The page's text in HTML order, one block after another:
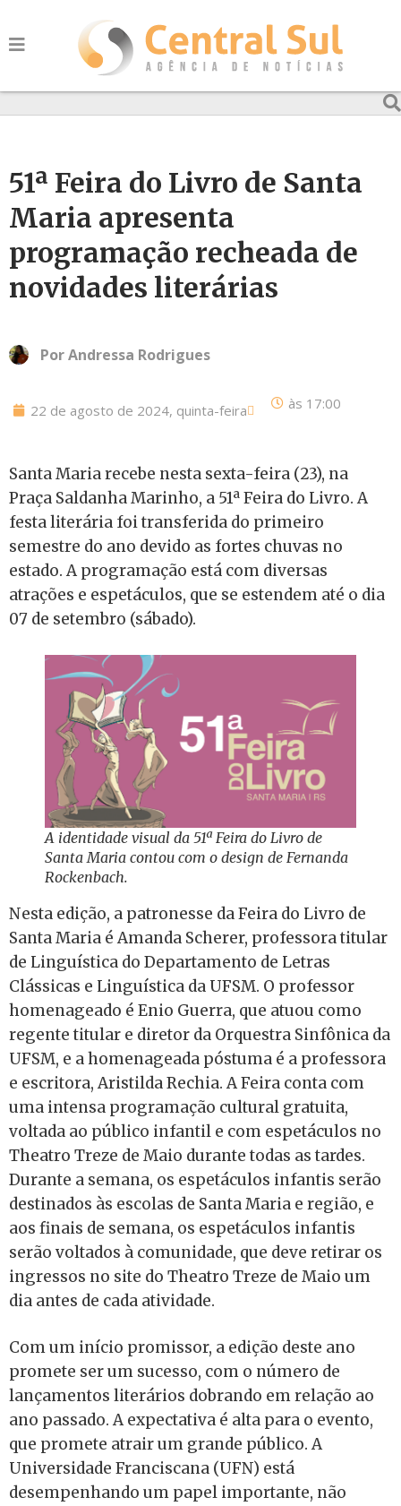
51ª Feira do Livro de Santa
Maria apresenta
programação recheada de
novidades literárias
PorAndressa Rodrigues
22 de agosto de 2024, quinta-feira às 17:00
Santa Maria recebe nesta sexta-feira (23), na
Praça Saldanha Marinho, a 51ª Feira do Livro. A
festa literária foi transferida do primeiro
semestre do ano devido as fortes chuvas no
estado. A programação está com diversas
atrações e espetáculos, que se estendem até o dia
07 de setembro (sábado).
A identidade visual da 51ª Feira do Livro de
Santa Maria contou com o design de Fernanda
Rockenbach.
Nesta edição, a patronesse da Feira do Livro de
Santa Maria é Amanda Scherer, professora titular
de Linguística do Departamento de Letras
Clássicas e Linguística da UFSM. O professor
homenageado é Enio Guerra, que atuou como
regente titular e diretor da Orquestra Sinfônica da
UFSM, e a homenageada póstuma é a professora
e escritora, Aristilda Rechia. A Feira conta com
uma intensa programação cultural gratuita,
voltada ao público infantil e com espetáculos no
Theatro Treze de Maio durante todas as tardes.
Durante a semana, os espetáculos infantis serão
destinados às escolas de Santa Maria e região, e
aos finais de semana, os espetáculos infantis
serão voltados à comunidade, que deve retirar os
ingressos no site do Theatro Treze de Maio um
dia antes de cada atividade.
Com um início promissor, a edição deste ano
promete ser um sucesso, com o número de
lançamentos literários dobrando em relação ao
ano passado. A expectativa é alta para o evento,
que promete atrair um grande público. A
Universidade Franciscana (UFN) está
desempenhando um papel importante, não